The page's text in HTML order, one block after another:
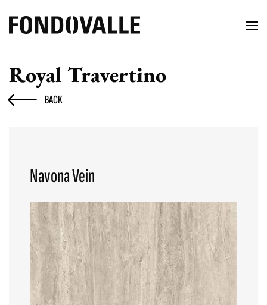
BACK
Royal Travertino
Navona Vein